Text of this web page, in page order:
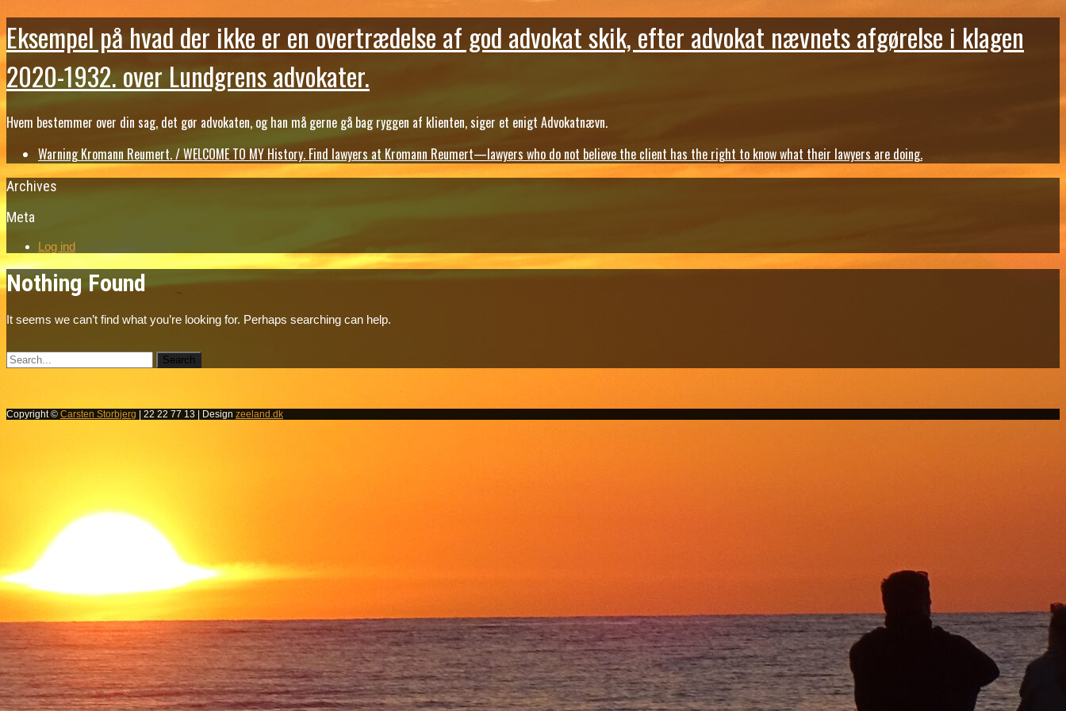
Eksempel på hvad der ikke er en overtrædelse af god advokat skik, efter advokat nævnets afgørelse i klagen
2020-1932. over Lundgrens advokater.
Hvem bestemmer over din sag, det gør advokaten, og han må gerne gå bag ryggen af klienten, siger et enigt Advokatnævn.
Warning Kromann Reumert. / WELCOME TO MY History. Find lawyers at Kromann Reumert—lawyers who do not believe the client has the right to know what their lawyers are doing.
Archives
Meta
Log ind
Nothing Found
It seems we can’t find what you’re looking for. Perhaps searching can help.
Copyright © Carsten Storbjerg | 22 22 77 13 | Design zeeland.dk